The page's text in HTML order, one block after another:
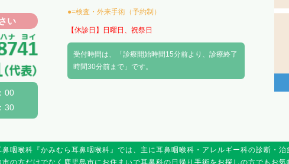
い
00
30
●=検査・外来手術（予約制）
【休診日】日曜日、祝祭日
受付時間は、「診療開始時間15分前より、診療終了
時間30分前まで」です。
咽喉科『かみむら耳鼻咽喉科』では、主に耳鼻咽喉科・アレルギー科の診断・治
の方だけでなく鹿児島市にお住まいで耳鼻科の日帰り手術をお探しの方でもお